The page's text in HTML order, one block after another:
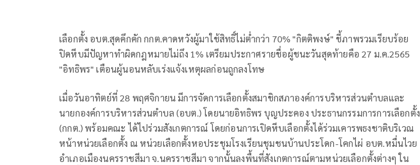
เลือกตั้ง อบต.สุดคึกคัก กกต.คาดหวังผู้มาใช้สิทธิ์ไม่ต่ำกว่า 70% "กิตติพงษ์" ชี้ภาพรวมเรียบร้อย
ปิดหีบมีปัญหาทำผิดกฎหมายไม่ถึง 1% เตรียมประกาศรายชื่อผู้ชนะวันสุดท้ายคือ 27 ม.ค.2565
"อิทธิพร" เตือนผู้นอนหลับเร่งแจ้งเหตุผลก่อนถูกลงโทษ
เมื่อวันอาทิตย์ที่ 28 พฤศจิกายน มีการจัดการเลือกตั้งสมาชิกสภาองค์การบริหารส่วนตำบลและ
นายกองค์การบริหารส่วนตำบล (อบต.) โดยนายอิทธิพร บุญประคอง ประธานกรรมการการเลือกตั้ง
(กกต.) พร้อมคณะ ได้ไปร่วมสังเกตการณ์ โดยก่อนการเปิดหีบเลือกตั้งได้ร่วมเคารพธงชาติบริเวณ
หน้าหน่วยเลือกตั้ง ณ หน่วยเลือกตั้งหอประชุมโรงเรียนชุมชนบ้านประโดก-โคกไผ่ อบต.หมื่นไวย
อำเภอเมืองนครราชสีมา จ.นครราชสีมา จากนั้นลงพื้นที่สังเกตการณ์ตามหน่วยเลือกตั้งต่างๆ ใน